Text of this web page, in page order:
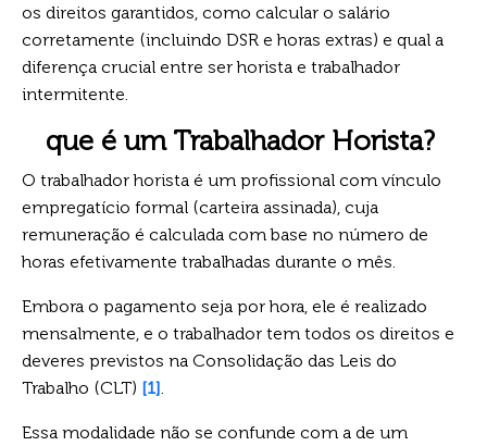
os direitos garantidos, como calcular o salário
corretamente (incluindo DSR e horas extras) e qual a
diferença crucial entre ser horista e trabalhador
intermitente.
que é um Trabalhador Horista?
O trabalhador horista é um profissional com vínculo
empregatício formal (carteira assinada), cuja
remuneração é calculada com base no número de
horas efetivamente trabalhadas durante o mês.
Embora o pagamento seja por hora, ele é realizado
mensalmente, e o trabalhador tem todos os direitos e
deveres previstos na Consolidação das Leis do
Trabalho (CLT) [1]
Essa modalidade não se confunde com a de um